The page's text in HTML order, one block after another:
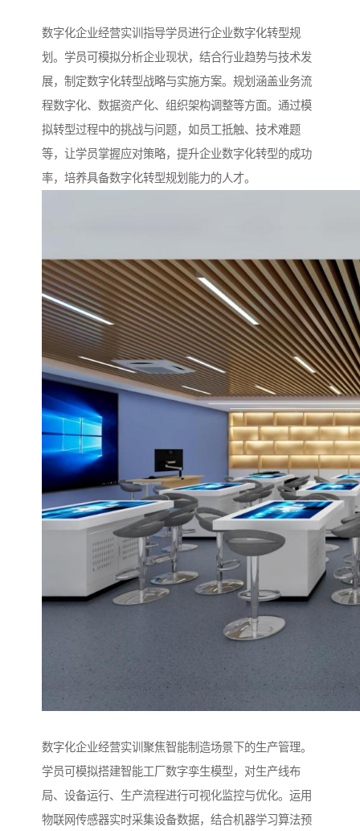
数字化企业经营实训指导学员进行企业数字化转型规
划。学员可模拟分析企业现状，结合行业趋势与技术发
展，制定数字化转型战略与实施方案。规划涵盖业务流
程数字化、数据资产化、组织架构调整等方面。通过模
拟转型过程中的挑战与问题，如员工抵触、技术难题
等，让学员掌握应对策略，提升企业数字化转型的成功
率，培养具备数字化转型规划能力的人才。​
数字化企业经营实训聚焦智能制造场景下的生产管理。
学员可模拟搭建智能工厂数字孪生模型，对生产线布
局、设备运行、生产流程进行可视化监控与优化。运用
物联网传感器实时采集设备数据，结合机器学习算法预